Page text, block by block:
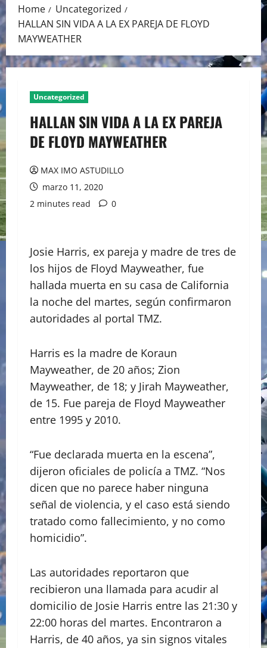
Home
Uncategorized
HALLAN SIN VIDA A LA EX PAREJA DE FLOYD
MAYWEATHER
Uncategorized
HALLAN SIN VIDA A LA EX PAREJA
DE FLOYD MAYWEATHER
MAX IMO ASTUDILLO
marzo 11, 2020
2 minutes read
0
Josie Harris, ex pareja y madre de tres de
los hijos de Floyd Mayweather, fue
hallada muerta en su casa de California
la noche del martes, según confirmaron
autoridades al portal TMZ.
Harris es la madre de Koraun
Mayweather, de 20 años; Zion
Mayweather, de 18; y Jirah Mayweather,
de 15. Fue pareja de Floyd Mayweather
entre 1995 y 2010.
“Fue declarada muerta en la escena”,
dijeron oficiales de policía a TMZ. “Nos
dicen que no parece haber ninguna
señal de violencia, y el caso está siendo
tratado como fallecimiento, y no como
homicidio”.
Las autoridades reportaron que
recibieron una llamada para acudir al
domicilio de Josie Harris entre las 21:30 y
22:00 horas del martes. Encontraron a
Harris, de 40 años, ya sin signos vitales